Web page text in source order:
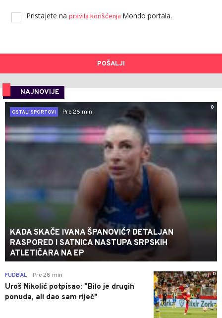
Pristajete na pravila korišćenja Mondo portala.
POŠALJI
NAJNOVIJE
0
OSTALI SPORTOVI
Pre 26 min
KADA SKAČE IVANA ŠPANOVIĆ? DETALJAN
RASPORED I SATNICA NASTUPA SRPSKIH
ATLETIČARA NA EP
0
FUDBAL Pre 28 min
Uroš Nikolić potpisao: "Bilo je drugih
ponuda, ali dao sam riječ"